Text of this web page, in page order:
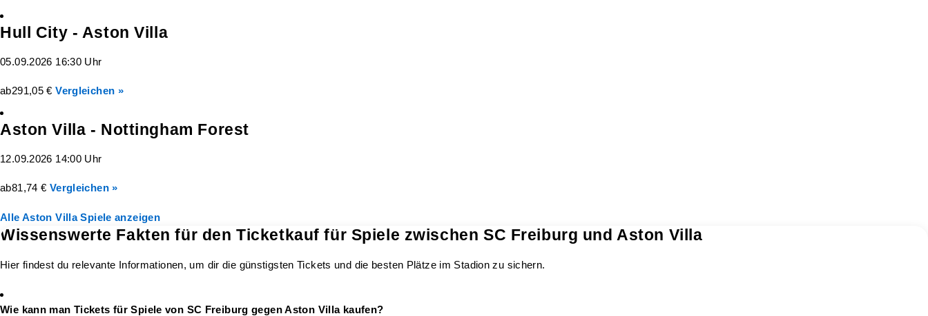
Hull City - Aston Villa
05.09.2026 16:30 Uhr
ab291,05 €Vergleichen »
Aston Villa - Nottingham Forest
12.09.2026 14:00 Uhr
ab81,74 € Vergleichen »
Alle Aston Villa Spiele anzeigen
Wissenswerte Fakten für den Ticketkauf für Spiele zwischen SC Freiburg und Aston Villa
Hier findest du relevante Informationen, um dir die günstigsten Tickets und die besten Plätze im Stadion zu sichern.
Wie kann man Tickets für Spiele von SC Freiburg gegen Aston Villa kaufen?